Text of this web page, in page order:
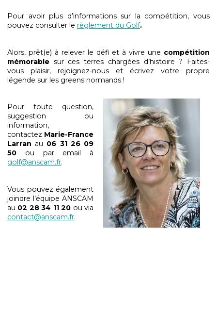
Pour avoir plus d’informations sur la compétition, vous
pouvez consulter le règlement du Golf.
Alors, prêt(e) à relever le défi et à vivre une compétition
mémorable sur ces terres chargées d’histoire ? Faites-
vous plaisir, rejoignez-nous et écrivez votre propre
légende sur les greens normands !
Pour toute question,
suggestion ou
information,
contactez Marie-France
Larran au 06 31 26 09
50 ou par email à
golf@anscam.fr.
Vous pouvez également
joindre l’équipe ANSCAM
au 02 28 34 11 20 ou via
contact@anscam.fr.